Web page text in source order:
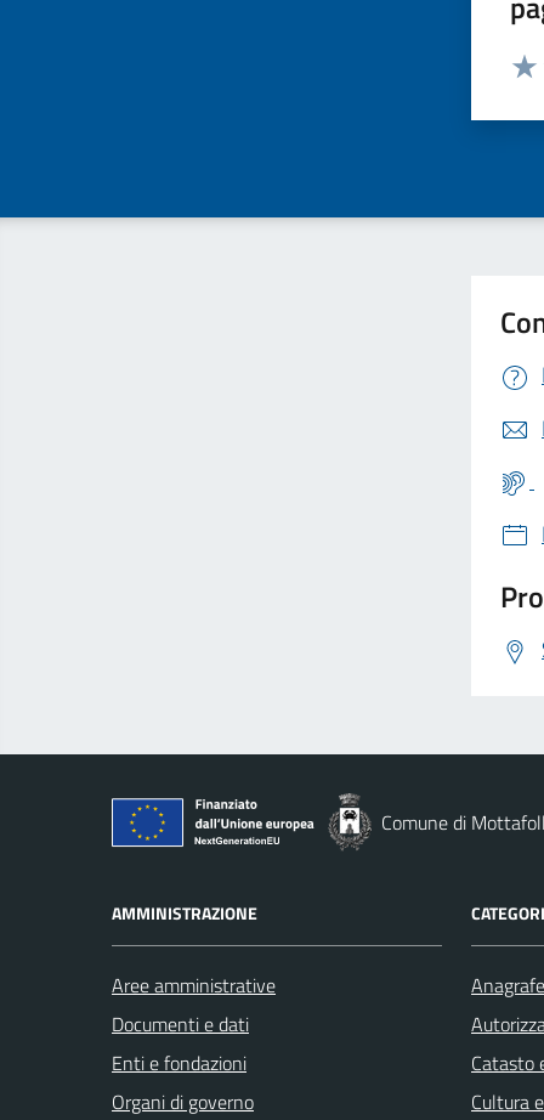
Comune di
AMMINISTRAZIONE
Aree amministrative
Documenti e dati
Enti e fondazioni
Organi di governo
Catasto
Cultura